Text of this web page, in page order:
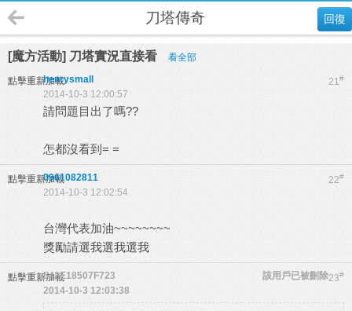
回復
刀塔傳奇
[魔方活動] 刀塔實況直接看 看全部
點擊重新加載 21#
henrysmall
2014-10-3 12:00:57
請問題目出了嗎??
怎都沒看到= =
點擊重新加載 22#
0961082811
2014-10-3 12:02:54
台灣代表加油~~~~~~~~
獎勵請選我選我選我
點擊重新加載 23#
542E18507F723
該用戶已被刪除
2014-10-3 12:03:38